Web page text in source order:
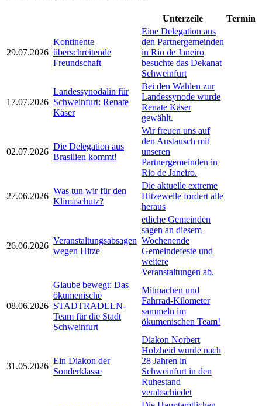
Unterzeile Termin
29.07.2026
Kontinente
überschreitende
Freundschaft
Eine Delegation aus
den Partnergemeinden
in Rio de Janeiro
besuchte das Dekanat
Schweinfurt
17.07.2026
Landessynodalin für
Schweinfurt: Renate
Käser
Bei den Wahlen zur
Landessynode wurde
Renate Käser
gewählt.
02.07.2026
Die Delegation aus
Brasilien kommt!
Wir freuen uns auf
den Austausch mit
unseren
Partnergemeinden in
Rio de Janeiro.
27.06.2026
Was tun wir für den
Klimaschutz?
Die aktuelle extreme
Hitzewelle fordert alle
heraus
26.06.2026
Veranstaltungsabsagen
wegen Hitze
etliche Gemeinden
sagen an diesem
Wochenende
Gemeindefeste und
weitere
Veranstaltungen ab.
08.06.2026
Glaube bewegt: Das
ökumenische
STADTRADELN-
Team für die Stadt
Schweinfurt
Mitmachen und
Fahrrad-Kilometer
sammeln im
ökumenischen Team!
31.05.2026
Ein Diakon der
Sonderklasse
Diakon Norbert
Holzheid wurde nach
28 Jahren in
Schweinfurt in den
Ruhestand
verabschiedet